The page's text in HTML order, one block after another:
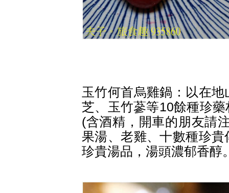
玉竹何首烏雞鍋：以在
芝、玉竹蔘等10餘種珍
(含酒精，開車的朋友請
果湯、老雞、十數種珍
珍貴湯品，湯頭濃郁香醇